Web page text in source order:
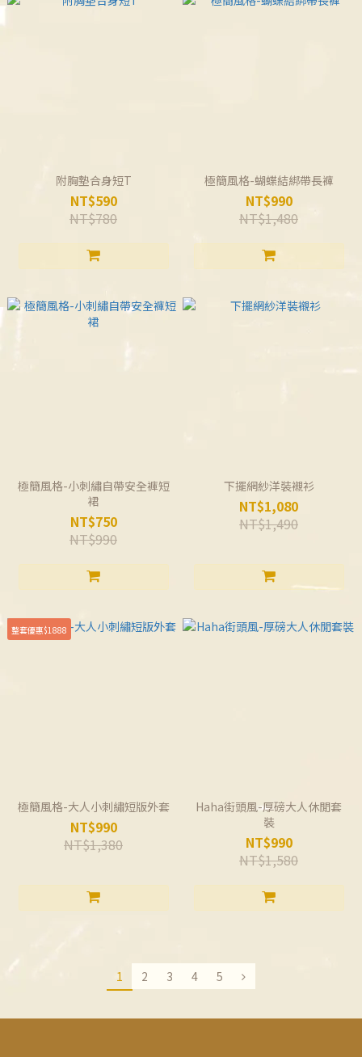
附胸墊合身短T
NT$590
NT$780
極簡風格-蝴蝶結綁帶長褲
NT$990
NT$1,480
極簡風格-小刺繡自帶安全褲短
裙
NT$750
NT$990
下擺網紗洋裝襯衫
NT$1,080
NT$1,490
整套優惠$1888
極簡風格-大人小刺繡短版外套
NT$990
NT$1,380
Haha街頭風-厚磅大人休閒套
裝
NT$990
NT$1,580
1 2 3 4 5